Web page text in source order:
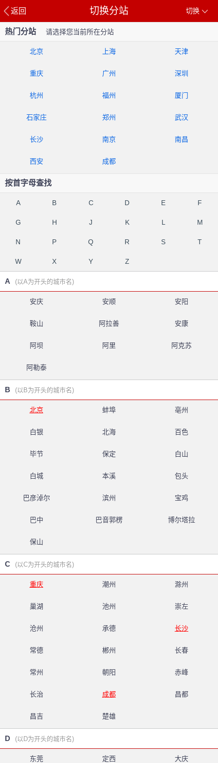
返回 切换
切换分站
热门分站 请选择您当前所在分站
北京 上海 天津
重庆 广州 深圳
杭州 福州 厦门
石家庄 郑州 武汉
长沙 南京 南昌
西安 成都
按首字母查找
A B C D E F
G H J K L M
N P Q R S T
W X Y Z
A (以A为开头的城市名)
安庆 安顺 安阳
鞍山 阿拉善 安康
阿坝 阿里 阿克苏
阿勒泰
B (以B为开头的城市名)
北京 蚌埠 亳州
白银 北海 百色
毕节 保定 白山
白城 本溪 包头
巴彦淖尔 滨州 宝鸡
巴中 巴音郭楞 博尔塔拉
保山
C (以C为开头的城市名)
重庆 潮州 滁州
巢湖 池州 崇左
沧州 承德 长沙
常德 郴州 长春
常州 朝阳 赤峰
长治 成都 昌都
昌吉 楚雄
D (以D为开头的城市名)
东莞 定西 大庆